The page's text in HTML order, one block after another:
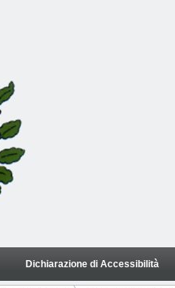
PATRIMONIO
Dichiarazione di Accessibilità